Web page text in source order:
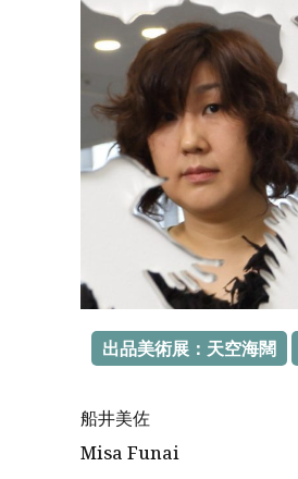
出品美術展：天空海闊
船井美佐
Misa Funai